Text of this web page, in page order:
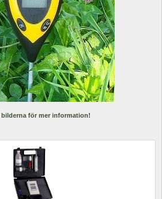
bilderna för mer information!